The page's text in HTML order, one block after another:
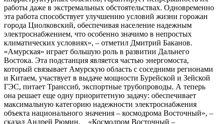
работы даже в экстремальных обстоятельствах. Одновременно
эта работа способствует улучшению условий жизни горожан
города Циолковский, обеспечивая население надежным
электроснабжением, что особенно значимо в непростых
климатических условиях», – отметил Дмитрий Баканов.
«Амурская» играет большую роль в развитии Дальнего
Востока. Эта подстанция является частью энергомоста,
который связывает Амурскую область с соседними регионами
и Китаем, участвует в выдаче мощности Бурейской и Зейской
ГЭС, питает Транссиб, экспортные трубопроводы. А теперь
она решает еще одну приоритетную задачу: обеспечивает
максимальную категорию надежности электроснабжения
объекта национального значения – космодрома Восточный», –
сказал Андрей Рюмин. «Космодром Восточный –